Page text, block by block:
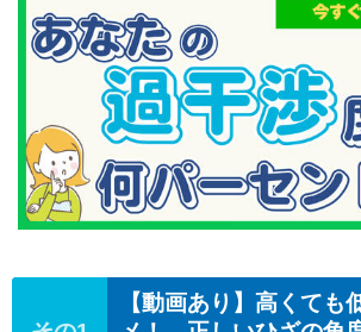
【動画あり】高くても